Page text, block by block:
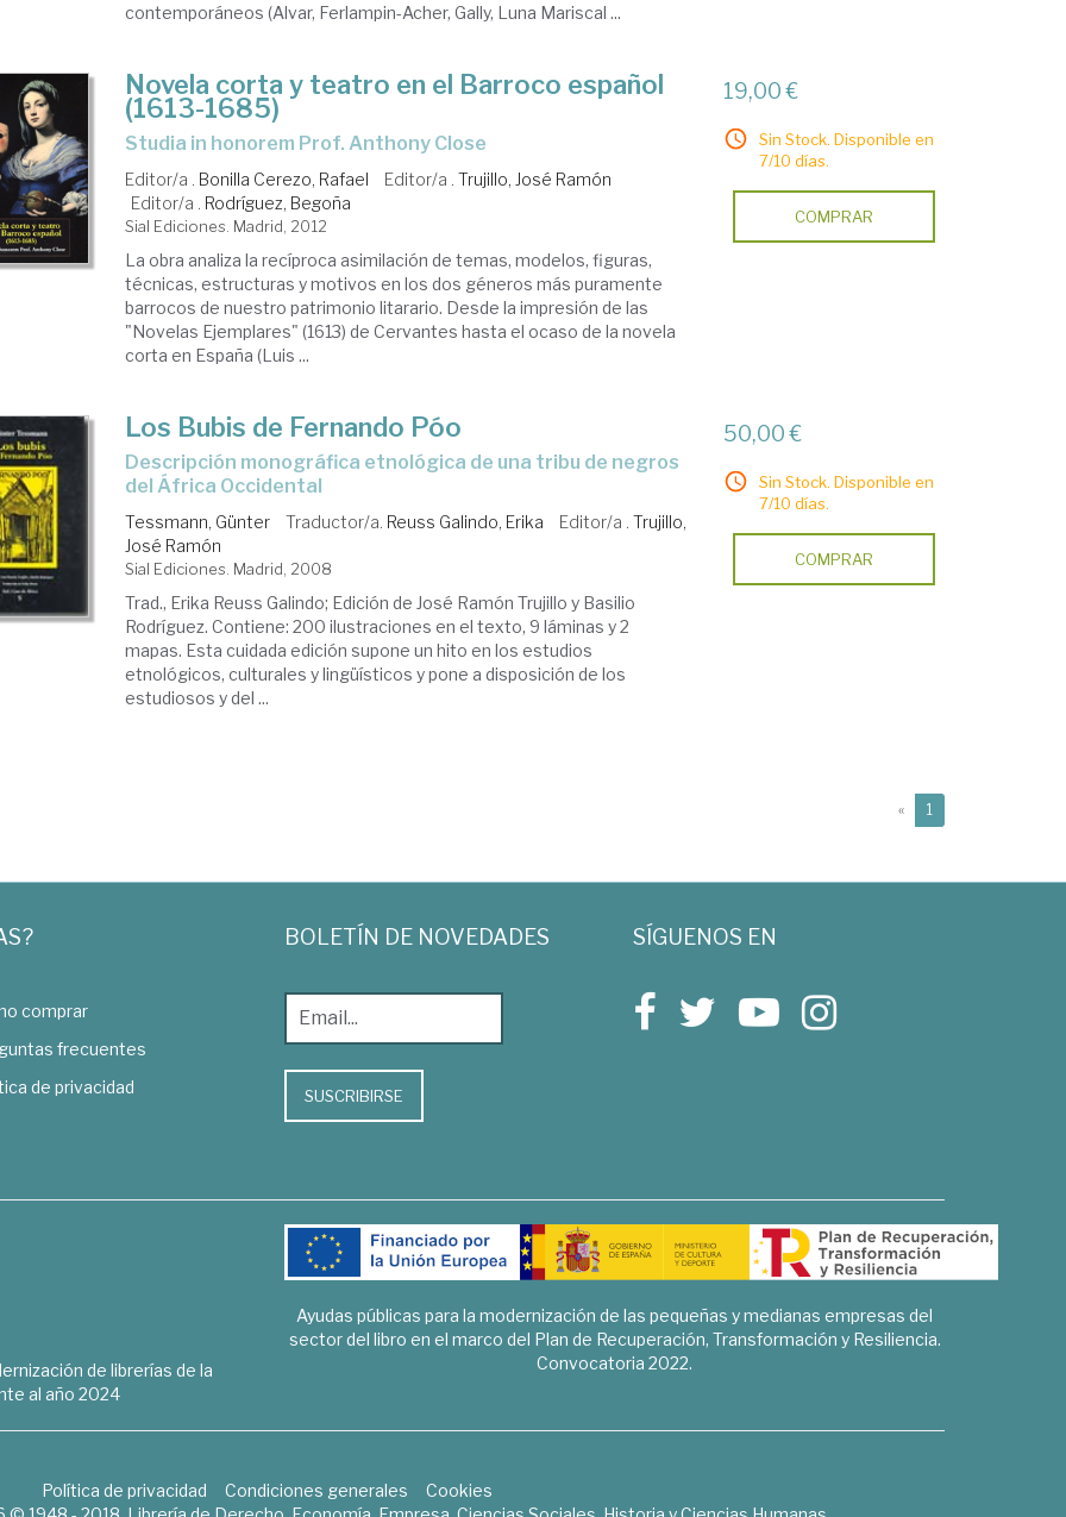
contemporáneos (Alvar, Ferlampin-Acher, Gally, Luna Mariscal ...
Novela corta y teatro en el Barroco español
(1613-1685)
Studia in honorem Prof. Anthony Close
Editor/a . Bonilla Cerezo, Rafael Editor/a .Trujillo, José Ramón
Editor/a . Rodríguez, Begoña
Sial Ediciones. Madrid, 2012
La obra analiza la recíproca asimilación de temas, modelos, figuras,
técnicas, estructuras y motivos en los dos géneros más puramente
barrocos de nuestro patrimonio litarario. Desde la impresión de las
"Novelas Ejemplares" (1613) de Cervantes hasta el ocaso de la novela
corta en España (Luis ...
19,00 €
Sin Stock. Disponible en
7/10 días.
COMPRAR
Los Bubis de Fernando Póo
descripción monográfica etnológica de una tribu de negros
del África Occidental
Tessmann, Günter Traductor/a. Reuss Galindo, Erika Editor/a .Trujillo,
José Ramón
Sial Ediciones. Madrid, 2008
Trad., Erika Reuss Galindo; Edición de José Ramón Trujillo y Basilio
Rodríguez. Contiene: 200 ilustraciones en el texto, 9 láminas y 2
mapas. Esta cuidada edición supone un hito en los estudios
etnológicos, culturales y lingüísticos y pone a disposición de los
estudiosos y del ...
50,00 €
Sin Stock. Disponible en
7/10 días.
COMPRAR
« 1
comprar
frecuentes
de privacidad
BOLETÍN DE NOVEDADES
SUSCRIBIRSE
SÍGUENOS EN
de librerías de la
al año 2024
Ayudas públicas para la modernización de las pequeñas y medianas empresas del
sector del libro en el marco del Plan de Recuperación, Transformación y Resiliencia.
Convocatoria 2022.
Política de privacidad Condiciones generales
Cookies